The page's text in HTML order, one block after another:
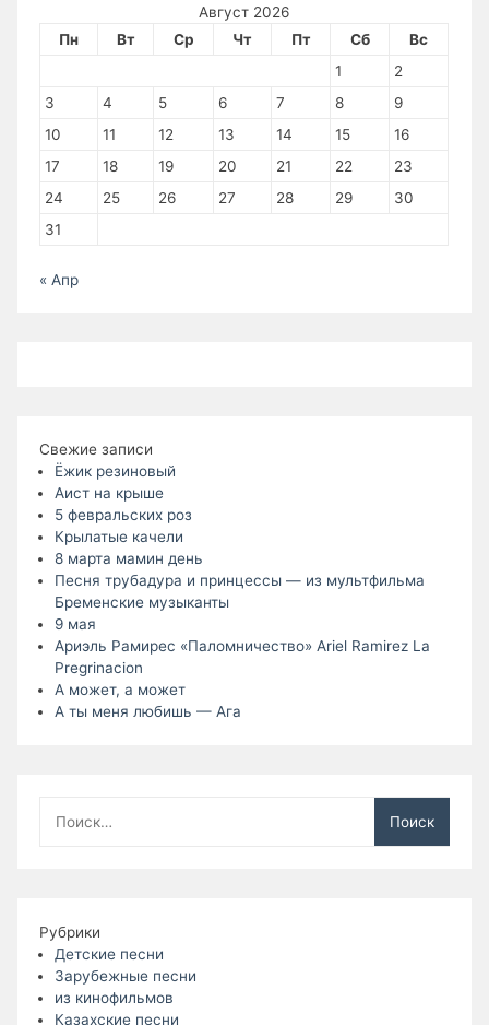
Август 2026
Пн
Вт Ср Чт Пт Сб
Вс
1
2
3
4 5 6 7 8
9
10
11 12 13 14 15
16
17
18 19 20 21 22
23
24
25 26 27 28 29
30
31
« Апр
Свежие записи
Ёжик резиновый
Аист на крыше
5 февральских роз
Крылатые качели
8 марта мамин день
Песня трубадура и принцессы — из мультфильма
Бременские музыканты
9 мая
Ариэль Рамирес «Паломничество» Ariel Ramirez La
Pregrinacion
А может, а может
А ты меня любишь — Ага
Рубрики
Детские песни
Зарубежные песни
из кинофильмов
Казахские песни